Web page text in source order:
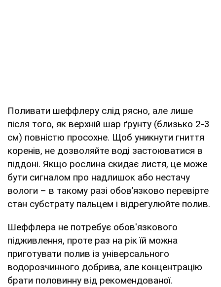
Поливати шеффлеру слід рясно, але лише
після того, як верхній шар ґрунту (близько 2-3
см) повністю просохне. Щоб уникнути гниття
коренів, не дозволяйте воді застоюватися в
піддоні. Якщо рослина скидає листя, це може
бути сигналом про надлишок або нестачу
вологи – в такому разі обов’язково перевірте
стан субстрату пальцем і відрегулюйте полив.
Шеффлера не потребує обов'язкового
підживлення, проте раз на рік їй можна
приготувати полив із універсального
водорозчинного добрива, але концентрацію
брати половинну від рекомендованої.